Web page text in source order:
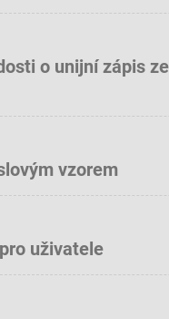
o unijní zápis
vzorem
uživatele